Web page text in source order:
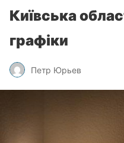
Київська
графіки
Петр Юрьев